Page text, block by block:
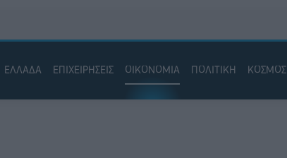
ΕΛΛΑΔΑ ΕΠΙΧΕΙΡΗΣΕΙΣ ΟΙΚΟΝΟΜΙΑ ΠΟΛΙΤΙΚΗ ΚΟΣΜΟΣ